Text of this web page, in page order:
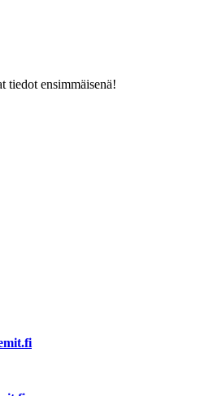
tiedot ensimmäisenä!